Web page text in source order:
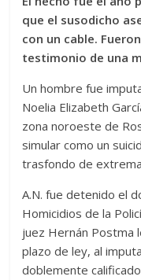
que el susodicho
con un cable.
testimonio de una
Un hombre fue
Noelia Elizabeth
zona noroeste de
simular como un
trasfondo de
A.N. fue detenido el
Homicidios de la
juez Hernán Postma
plazo de ley, al
doblemente